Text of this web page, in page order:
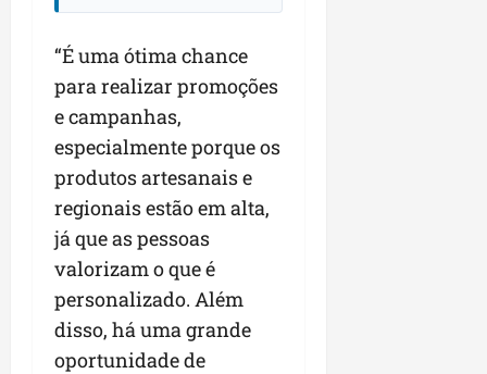
“É uma ótima chance
para realizar promoções
e campanhas,
especialmente porque os
produtos artesanais e
regionais estão em alta,
já que as pessoas
valorizam o que é
personalizado. Além
disso, há uma grande
oportunidade de